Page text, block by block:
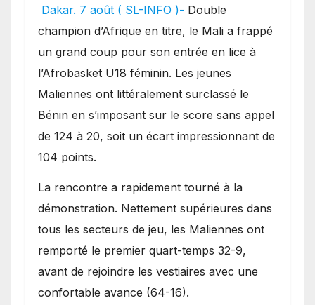
festival offensif et inflige
une lourde défaite au
Bénin.
Dakar. 7 août ( SL-INFO )- Double
champion d’Afrique en titre, le Mali a frappé
un grand coup pour son entrée en lice à
l’Afrobasket U18 féminin. Les jeunes
Maliennes ont littéralement surclassé le
Bénin en s’imposant sur le score sans appel
de 124 à 20, soit un écart impressionnant de
104 points.
La rencontre a rapidement tourné à la
démonstration. Nettement supérieures dans
tous les secteurs de jeu, les Maliennes ont
remporté le premier quart-temps 32-9,
avant de rejoindre les vestiaires avec une
confortable avance (64-16).